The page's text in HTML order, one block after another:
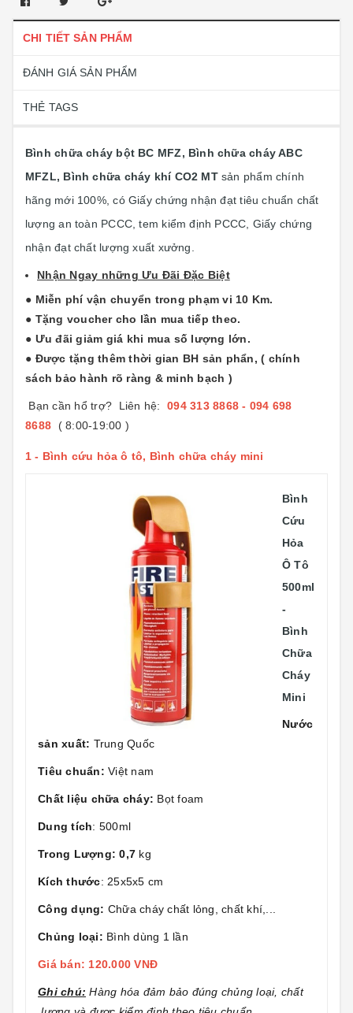
CHI TIẾT SẢN PHẨM
ĐÁNH GIÁ SẢN PHẨM
THẺ TAGS
Bình chữa cháy bột BC MFZ, Bình chữa cháy ABC
MFZL, Bình chữa cháy khí CO2 MTsản phẩm chính
hãng mới 100%, có Giấy chứng nhận đạt tiêu chuẩn chất
lượng an toàn PCCC, tem kiểm định PCCC, Giấy chứng
nhận đạt chất lượng xuất xưởng.
Nhận Ngay những Ưu Đãi Đặc Biệt
● Miễn phí vận chuyển trong phạm vi 10 Km.
● Tặng voucher cho lần mua tiếp theo.
● Ưu đãi giảm giá khi mua số lượng lớn.
● Được tặng thêm thời gian BH sản phẩn, ( chính
sách bảo hành rõ ràng & minh bạch )
Bạn cần hổ trợ? Liên hệ: 094 313 8868 - 094 698
8688 ( 8:00-19:00 )
1 - Bình cứu hỏa ô tô, Bình chữa cháy mini
Bình
Cứu
Hỏa
Ô Tô
500ml
-
Bình
Chữa
Cháy
Mini
Nước
sản xuất: Trung Quốc
Tiêu chuẩn: Việt nam
Chất liệu chữa cháy: Bọt foam
Dung tích: 500ml
Trong Lượng: 0,7 kg
Kích thước: 25x5x5 cm
Công dụng: Chữa cháy chất lỏng, chất khí,...
Chủng loại: Bình dùng 1 lần
Giá bán: 120.000 VNĐ
Ghi chú: Hàng hóa đảm bảo đúng chủng loại, chất